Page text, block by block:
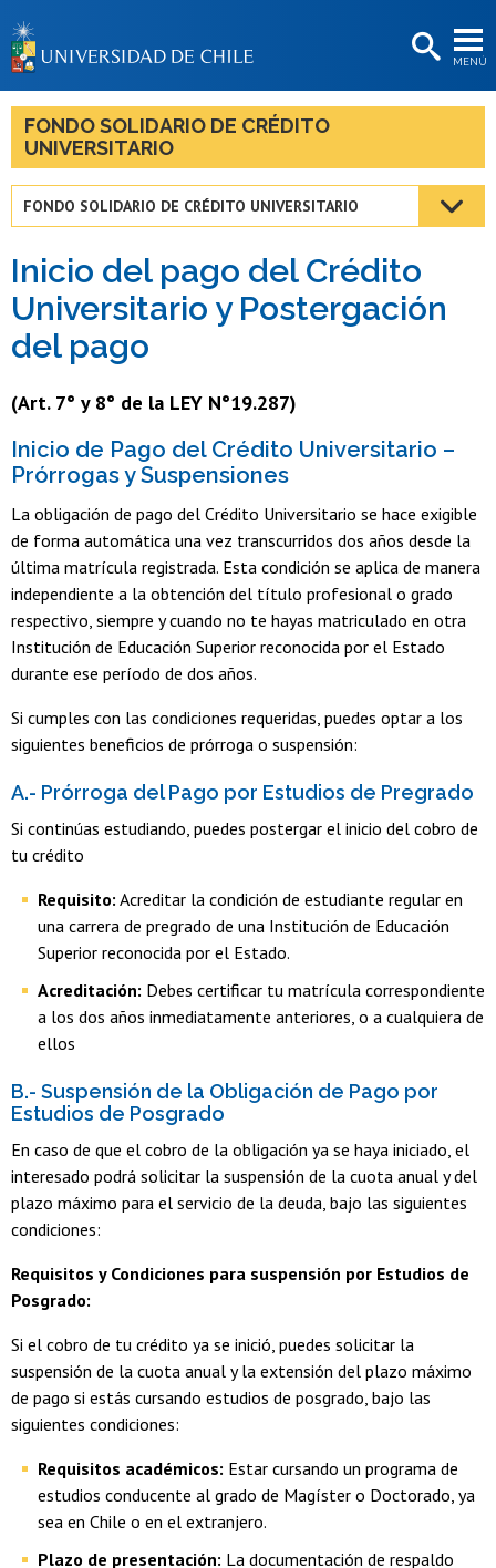
MENÚ
BIBLIOTECAS
LA UNIVERSIDAD
Estudiantes
Funcionarias/os
FONDO SOLIDARIO DE CRÉDITO
UNIVERSITARIO
FONDO SOLIDARIO DE CRÉDITO UNIVERSITARIO
Inicio del pago del Crédito
Universitario y Postergación
del pago
(Art. 7° y 8° de la LEY N°19.287)
Inicio de Pago del Crédito Universitario –
Prórrogas y Suspensiones
La obligación de pago del Crédito Universitario se hace exigible
de forma automática una vez transcurridos dos años desde la
última matrícula registrada. Esta condición se aplica de manera
independiente a la obtención del título profesional o grado
respectivo, siempre y cuando no te hayas matriculado en otra
Institución de Educación Superior reconocida por el Estado
durante ese período de dos años.
Si cumples con las condiciones requeridas, puedes optar a los
siguientes beneficios de prórroga o suspensión:
A.- Prórroga del Pago por Estudios de Pregrado
Si continúas estudiando, puedes postergar el inicio del cobro de
tu crédito
Requisito: Acreditar la condición de estudiante regular en
una carrera de pregrado de una Institución de Educación
Superior reconocida por el Estado.
Acreditación: Debes certificar tu matrícula correspondiente
a los dos años inmediatamente anteriores, o a cualquiera de
ellos
B.- Suspensión de la Obligación de Pago por
Estudios de Posgrado
En caso de que el cobro de la obligación ya se haya iniciado, el
interesado podrá solicitar la suspensión de la cuota anual y del
plazo máximo para el servicio de la deuda, bajo las siguientes
condiciones:
Requisitos y Condiciones para suspensión por Estudios de
Posgrado:
Si el cobro de tu crédito ya se inició, puedes solicitar la
suspensión de la cuota anual y la extensión del plazo máximo
de pago si estás cursando estudios de posgrado, bajo las
siguientes condiciones:
Requisitos académicos: Estar cursando un programa de
estudios conducente al grado de Magíster o Doctorado, ya
sea en Chile o en el extranjero.
Plazo de presentación: La documentación de respaldo